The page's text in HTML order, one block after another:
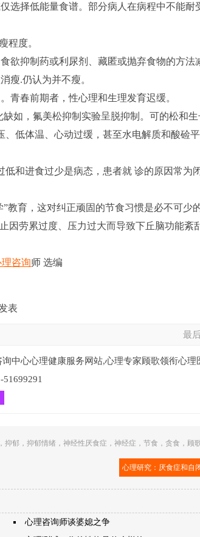
择低能量食谱。部分病人在病程中不能耐
程度。
抑制药或利尿剂、藏匿或抛弃食物的方法
.仍认为并不瘦。
春前期者，性心理和生理发育迟缓。
，氟美松抑制实验呈脱抑制。可的松和生
体温、心动过缓，甚至水电解质和酸硷平
进食过少是病态，患者就 诊的原因常为闭
教育，这对纠正顽固的节食习惯是必不可少
因劳累过度、压力过大而导致下丘脑功能紊
理咨询师 选编
表
最
中心心理健康服务网站,心理专家顾歌领衔心理
，抑郁 ，抑郁情绪 ，神经性厌食症 ，神经症 ，节食 ，贪食 ， 顾
心理研究：厌食症和自
心理咨询师谈婆媳之争